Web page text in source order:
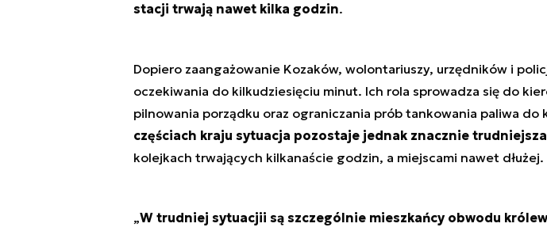
stacji trwają nawet kilka godzin.
Dopiero zaangażowanie Kozaków, wolontariuszy, urzędników i
oczekiwania do kilkudziesięciu minut. Ich rola sprowadza się do
pilnowania porządku oraz ograniczania prób tankowania paliwa do
częściach kraju sytuacja pozostaje jednak znacznie trudniejsza
kolejkach trwających kilkanaście godzin, a miejscami nawet dłużej.
„W trudniej sytuacjii są szczególnie mieszkańcy obwodu